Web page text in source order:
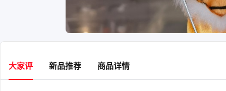
大家评 新品推荐 商品详情